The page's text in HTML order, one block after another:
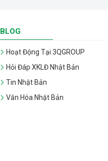
BLOG
Hoạt Động Tại 3QGROUP
Hỏi Đáp XKLĐ Nhật Bản
Tin Nhật Bản
Văn Hóa Nhật Bản